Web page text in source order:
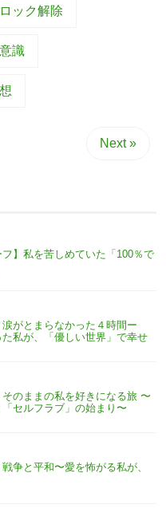
ック解除
識
Next »
フ】私を苦しめていた「100％で
涙がとまらなかった４時間ー
た私が、「優しい世界」で幸せ
そのままの私を好きになる旅 〜
「セルフラブ」の始まり〜
争と平和〜愛を怖がる私が、